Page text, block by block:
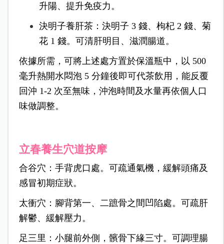
升陽、提升免疫力。
決明子養肝茶：決明子 3 錢、枸杞 2 錢、菊
花 1 錢。可清肝明目、滋潤腸道。
依據所需，可將上述處方置於保溫瓶中，以 500
毫升熱開水悶泡 5 分鐘後即可代茶飲用，能反覆
回沖 1-2 次至無味，沖泡時間及水量再依個人口
味做調整。
立春養生穴道按摩
合谷穴：手背虎口處。可疏通氣機，緩解頭痛及
感冒初期症狀。
太衝穴：腳背第一、二蹠骨之間凹陷處。可疏肝
解鬱、緩解壓力。
足三里：小腿前外側，髕骨下緣三寸。可調理腸